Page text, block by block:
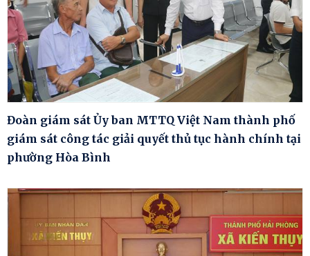
Đoàn giám sát Ủy ban MTTQ Việt Nam thành phố
giám sát công tác giải quyết thủ tục hành chính tại
phường Hòa Bình